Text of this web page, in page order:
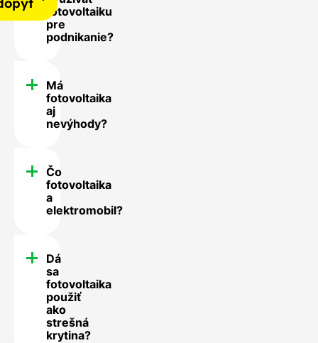
fotovoltaiku
pre
podnikanie?
Má
fotovoltaika
aj
nevýhody?
Čo
fotovoltaika
a
elektromobil?
Dá
sa
fotovoltaika
použiť
ako
strešná
krytina?